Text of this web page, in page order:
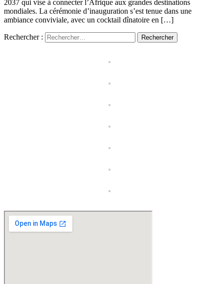
2037 qui vise à connecter l’Afrique aux grandes destinations
mondiales. La cérémonie d’inauguration s’est tenue dans une
ambiance conviviale, avec un cocktail dînatoire en […]
Rechercher :